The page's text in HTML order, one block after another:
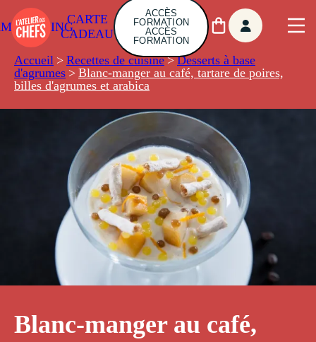
CARTE
CADEAU
ACCÈS
FORMATION
ACCÈS
FORMATION
Accueil > Recettes de cuisine > Desserts à base
d'agrumes > Blanc-manger au café, tartare de poires,
billes d'agrumes et arabica
Blanc-manger au café,